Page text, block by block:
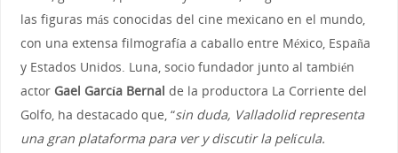
las figuras más conocidas del cine mexicano en el mundo,
con una extensa filmografía a caballo entre México, España
y Estados Unidos. Luna, socio fundador junto al también
actor Gael García Bernal de la productora La Corriente del
Golfo, ha destacado que, “sin duda, Valladolid representa
una gran plataforma para ver y discutir la película.